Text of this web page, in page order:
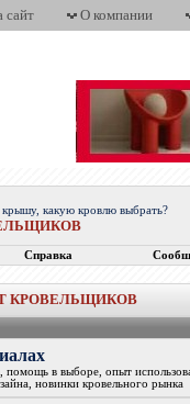
сайт О компании
какую кровлю выбрать?
Справка
КРОВЕЛЬЩИКОВ
в выборе, опыт
новинки кровельного рынка